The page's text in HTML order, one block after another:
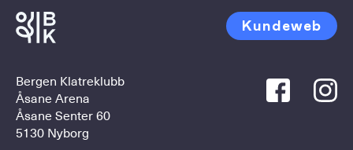
Bergen Klatreklubb
Åsane Arena
Åsane Senter 60
5130 Nyborg
Kundeweb